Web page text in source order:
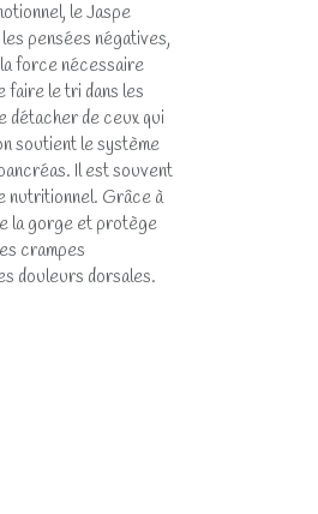
le Jaspe
pensées négatives,
force nécessaire
faire le tri dans les
détacher de ceux qui
soutient le système
Il est souvent
nutritionnel. Grâce à
la gorge et protège
crampes
douleurs dorsales.